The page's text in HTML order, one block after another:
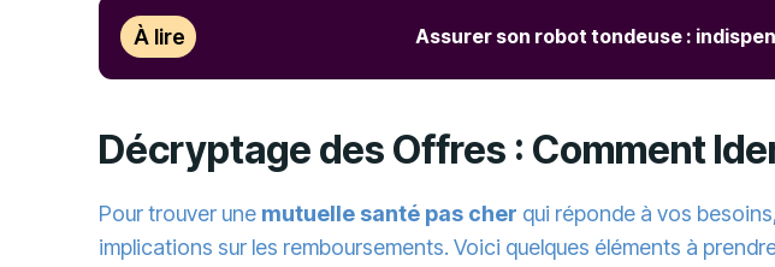
À lire Assurer son robot tondeuse :
Décryptage des Offres : Comment
Pour trouver une mutuelle santé pas cher qui réponde à vos
implications sur les remboursements. Voici quelques éléments à